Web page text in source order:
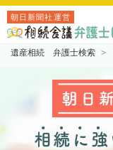
朝日新聞社運営
遺産相続 弁護士検索